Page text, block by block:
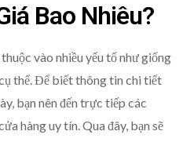
Bao Nhiêu?
vào nhiều yếu tố như giống
thể. Để biết thông tin chi tiết
bạn nên đến trực tiếp các
hàng uy tín. Qua đây, bạn sẽ